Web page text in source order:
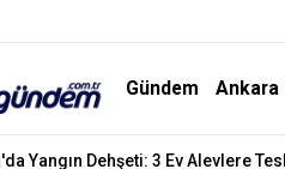
Gündem Ankara
Yangın Dehşeti: 3 Ev Alevlere